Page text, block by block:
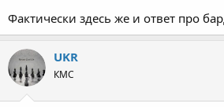
Фактически здесь же и ответ про
UKR
КМС